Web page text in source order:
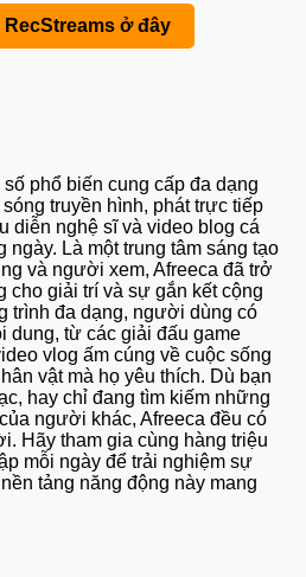
ở đây
phổ biến cung cấp đa dạng
truyền hình, phát trực tiếp
diễn nghệ sĩ và video blog cá
ngày. Là một trung tâm sáng tạo
và người xem, Afreeca đã trở
cho giải trí và sự gắn kết cộng
trình đa dạng, người dùng có
dung, từ các giải đấu game
vlog ấm cúng về cuộc sống
vật mà họ yêu thích. Dù bạn
hay chỉ đang tìm kiếm những
người khác, Afreeca đều có
Hãy tham gia cùng hàng triệu
mỗi ngày để trải nghiệm sự
tảng năng động này mang